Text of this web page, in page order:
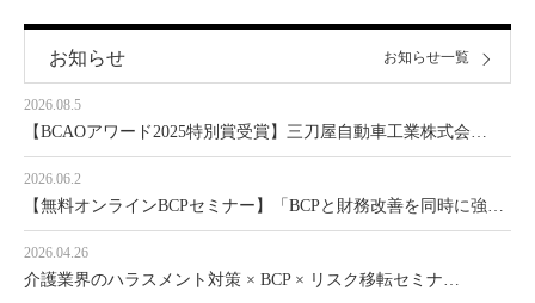
お知らせ
2026.08.5
【BCAOアワード2025特別賞受賞】三刀屋自動車工業株式会…
2026.06.2
【無料オンラインBCPセミナー】「BCPと財務改善を同時に強…
2026.04.26
介護業界のハラスメント対策 × BCP × リスク移転セミナ…
お知らせ一覧